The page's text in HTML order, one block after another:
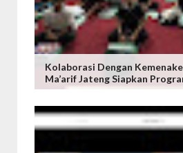
Kolaborasi Dengan
Ma’arif Jateng Siapkan